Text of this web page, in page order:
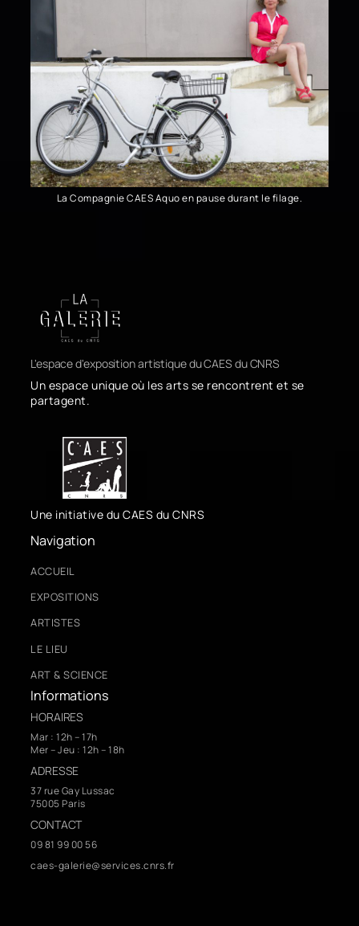
La Compagnie CAES Aquo en pause durant le filage.
L'espace d'exposition artistique du CAES du CNRS
Un espace unique où les arts se rencontrent et se
partagent.
Une initiative du CAES du CNRS
Navigation
ACCUEIL
EXPOSITIONS
ARTISTES
LE LIEU
ART & SCIENCE
Informations
HORAIRES
Mar : 12h – 17h
Mer – Jeu : 12h – 18h
ADRESSE
37 rue Gay Lussac
75005 Paris
CONTACT
09 81 99 00 56
caes-galerie@services.cnrs.fr